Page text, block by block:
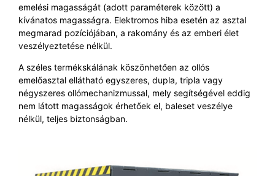
emelési magasságát (adott paraméterek között) a
kívánatos magasságra. Elektromos hiba esetén az asztal
megmarad pozíciójában, a rakomány és az emberi élet
veszélyeztetése nélkül.
A széles termékskálának köszönhetően az ollós
emelőasztal ellátható egyszeres, dupla, tripla vagy
négyszeres ollómechanizmussal, mely segítségével eddig
nem látott magasságok érhetőek el, baleset veszélye
nélkül, teljes biztonságban.